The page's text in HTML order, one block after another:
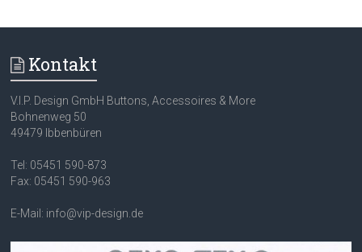
Kontakt
V.I.P. Design GmbH Buttons, Accessoires & More
Bohnenweg 50
49479 Ibbenbüren
Tel: 05451 590-873
Fax: 05451 590-963
E-Mail: info@vip-design.de